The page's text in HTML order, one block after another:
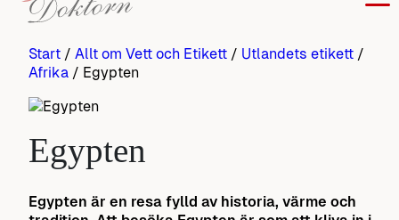
Start / Allt om Vett och Etikett / Utlandets etikett /
Afrika / Egypten
Egypten
Egypten är en resa fylld av historia, värme och